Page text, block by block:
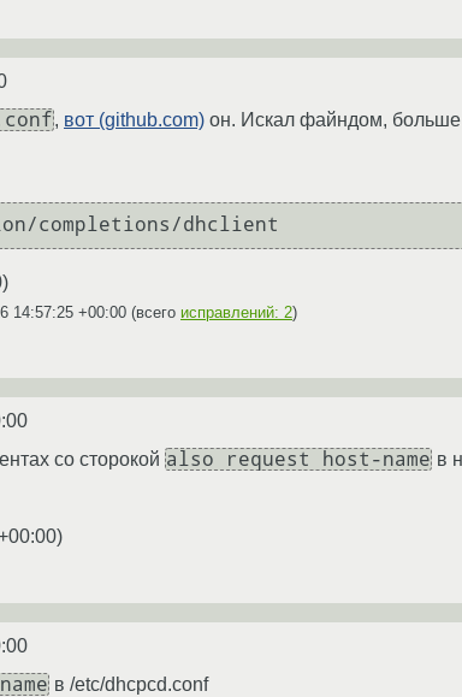
, вот (github.com) он. Искал файндом, больше
)
14:57:25 +00:00 (всего исправлений: 2)
со сторокой also request host-name в
)
в /etc/dhcpcd.conf